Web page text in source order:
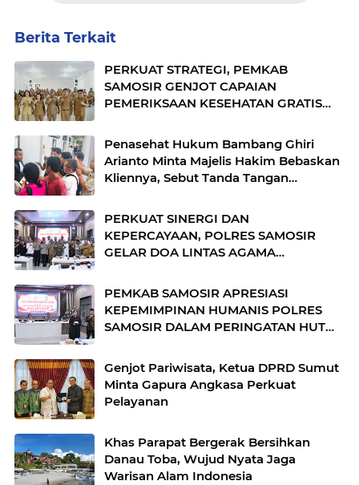
Berita Terkait
PERKUAT STRATEGI, PEMKAB
SAMOSIR GENJOT CAPAIAN
PEMERIKSAAN KESEHATAN GRATIS
Penasehat Hukum Bambang Ghiri
Arianto Minta Majelis Hakim Bebaskan
Kliennya, Sebut Tanda Tangan
PERKUAT SINERGI DAN
KEPERCAYAAN, POLRES SAMOSIR
GELAR DOA LINTAS AGAMA
PEMKAB SAMOSIR APRESIASI
KEPEMIMPINAN HUMANIS POLRES
SAMOSIR DALAM PERINGATAN HUT
Genjot Pariwisata, Ketua DPRD Sumut
Minta Gapura Angkasa Perkuat
Pelayanan
Khas Parapat Bergerak Bersihkan
Danau Toba, Wujud Nyata Jaga
Warisan Alam Indonesia